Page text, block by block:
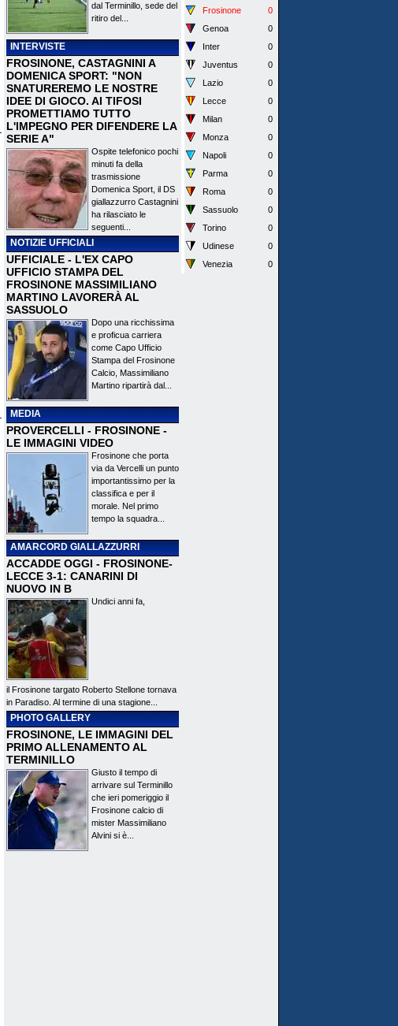
dal Terminillo, sede del
ritiro del...
INTERVISTE
FROSINONE, CASTAGNINI A
DOMENICA SPORT: "NON
SNATUREREMO LE NOSTRE
IDEE DI GIOCO. AI TIFOSI
PROMETTIAMO TUTTO
L'IMPEGNO PER DIFENDERE LA
SERIE A"
Ospite telefonico pochi
minuti fa della
trasmissione
Domenica Sport, il DS
giallazzurro Castagnini
ha rilasciato le
seguenti...
NOTIZIE UFFICIALI
UFFICIALE - L'EX CAPO
UFFICIO STAMPA DEL
FROSINONE MASSIMILIANO
MARTINO LAVORERÀ AL
SASSUOLO
Dopo una ricchissima
e proficua carriera
come Capo Ufficio
Stampa del Frosinone
Calcio, Massimiliano
Martino ripartirà dal...
MEDIA
PROVERCELLI - FROSINONE -
LE IMMAGINI VIDEO
Frosinone che porta
via da Vercelli un punto
importantissimo per la
classifica e per il
morale. Nel primo
tempo la squadra...
AMARCORD GIALLAZZURRI
ACCADDE OGGI - FROSINONE-
LECCE 3-1: CANARINI DI
NUOVO IN B
Undici anni fa,
il Frosinone targato Roberto Stellone tornava
in Paradiso. Al termine di una stagione...
PHOTO GALLERY
FROSINONE, LE IMMAGINI DEL
PRIMO ALLENAMENTO AL
TERMINILLO
Giusto il tempo di
arrivare sul Terminillo
che ieri pomeriggio il
Frosinone calcio di
mister Massimiliano
Alvini si è...
Frosinone
0
Genoa
0
Inter
0
Juventus
0
Lazio
0
Lecce
0
Milan
0
Monza
0
Napoli
0
Parma
0
Roma
0
Sassuolo
0
Torino
0
Udinese
0
Venezia
0